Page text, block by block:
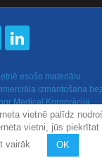
vietnē palīdz
vietni, jūs
vairāk OK
esošo materiālu
izmantošana bez
Medical Korporācija
atļauta.